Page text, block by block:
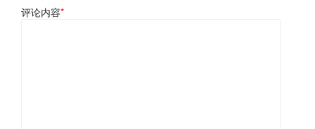
评论内容*